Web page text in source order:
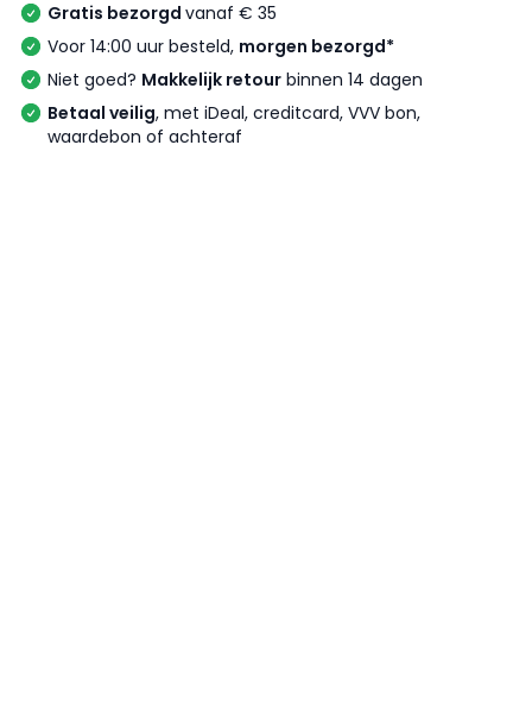
Gratis bezorgd vanaf € 35
Voor 14:00 uur besteld, morgen bezorgd*
Niet goed? Makkelijk retour binnen 14 dagen
Betaal veilig, met iDeal, creditcard, VVV bon,
waardebon of achteraf